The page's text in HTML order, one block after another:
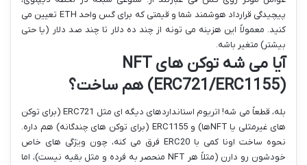
پیچیدگی قرارداد هوشمند شما و قیمتی که برای گس واحد ETH تعیین می
کنید. معمولاً این هزینه می تونه از چند ده دلار تا چند صد دلار (یا حتی
بیشتر) متغیر باشه.
آیا می شه توکن های NFT
(ERC721/ERC1155) هم ساخت؟
بله، قطعاً می شه! اتریوم استانداردهای دیگه ای مثل ERC721 (برای توکن
های غیرمثلی یا NFTها) و ERC1155 (برای توکن های چندگانه) هم داره.
نحوه ساخت اونا کمی با ERC20 فرق می کنه، چون ویژگی های خاص
خودشون رو دارن (مثلاً هر NFT منحصر به فرده و مثل بقیه نیست)، اما